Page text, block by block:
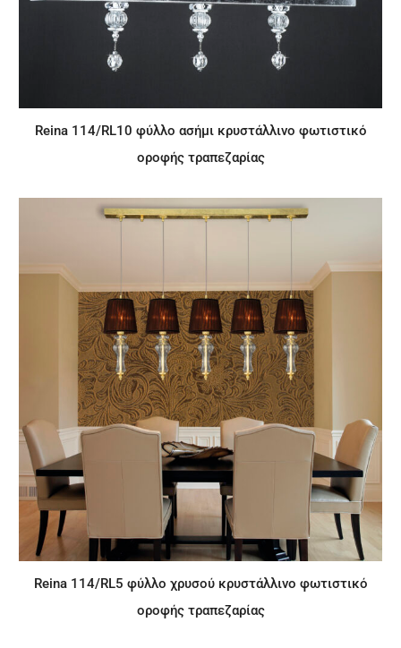
Reina 114/RL10 φύλλο ασήμι κρυστάλλινο φωτιστικό
οροφής τραπεζαρίας
Reina 114/RL5 φύλλο χρυσού κρυστάλλινο φωτιστικό
οροφής τραπεζαρίας